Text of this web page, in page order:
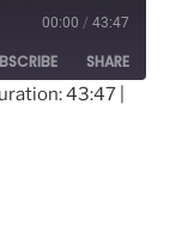
00:00 / 43:47
SHARE
43:47